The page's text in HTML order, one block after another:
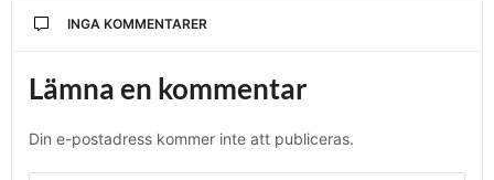
INGA KOMMENTARER
Lämna en kommentar
Din e-postadress kommer inte att publiceras.